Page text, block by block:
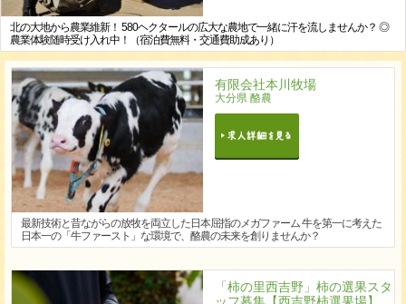
北の大地から農業維新！ 580ヘクタールの広大な農地で一緒に汗を流しませんか？ ◎
農業体験随時受け入れ中！（宿泊費無料・交通費助成あり）
有限会社本川牧場
大分県 酪農
最新技術と昔ながらの放牧を両立した日本屈指のメガファーム 牛を第一に考えた
日本一の「牛ファースト」な環境で、酪農の未来を創りませんか？
「柿の里西吉野」柿の選果スタ
ッフ募集【西吉野柿選果場】